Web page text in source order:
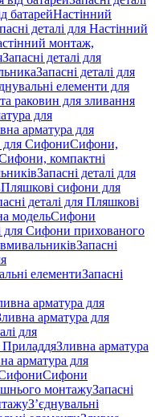
батарейНастінний
деталі для Настінний
монтаж,
Запасні деталі для
Запасні деталі для
елементи для
раковин для зливання
для
арматура для
для СифониСифони,
Сифони, компактні
Запасні деталі для
Пляшкові сифони для
деталі для Пляшкові
модельСифони
для Сифони прихованого
Запасні
елементиЗапасні
арматура для
арматура для
для
ПриладдяЗливна арматура
арматура для
СифониСифони
монтажуЗапасні
З’єднувальні